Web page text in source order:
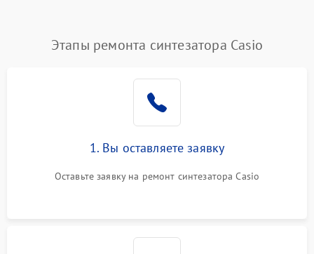
Этапы ремонта синтезатора Casio
1. Вы оставляете заявку
Оставьте заявку на ремонт синтезатора Casio